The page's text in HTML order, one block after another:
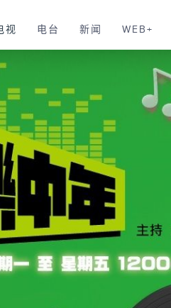
视 电台 新闻 WEB+